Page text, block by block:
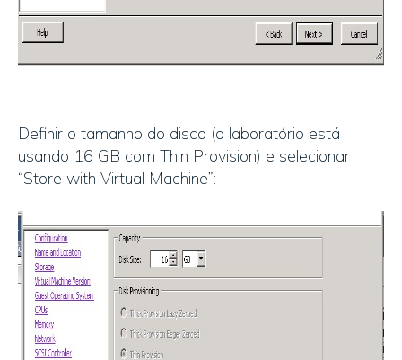
Definir o tamanho do disco (o laboratório está
usando 16 GB com Thin Provision) e selecionar
“Store with Virtual Machine”: